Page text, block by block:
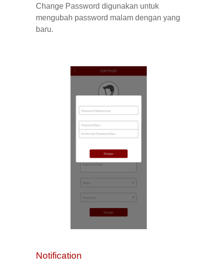
Change Password digunakan untuk
mengubah password malam dengan yang
baru.
Notification